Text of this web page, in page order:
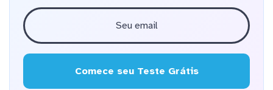
Comece seu Teste Grátis